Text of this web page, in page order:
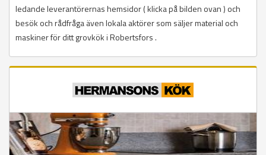
ledande leverantörernas hemsidor ( klicka på bilden ovan ) och
besök och rådfråga även lokala aktörer som säljer material och
maskiner för ditt grovkök i Robertsfors .